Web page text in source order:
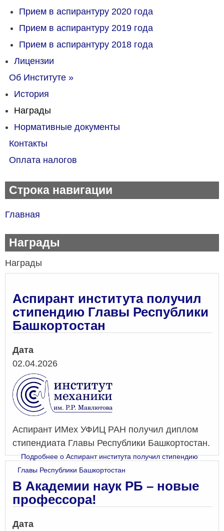
Прием в аспирантуру 2020 года
Прием в аспирантуру 2019 года
Прием в аспирантуру 2018 года
Лицензии
Об Институте »
История
Награды
Нормативные документы
Контакты
Оплата налогов
Строка навигации
Главная
Награды
Награды
Аспирант института получил
стипендию Главы Республики
Башкортостан
Дата
02.04.2026
Аспирант ИМех УФИЦ РАН получил диплом
стипендиата Главы Республики Башкортостан.
Подробнеео Аспирант института получил стипендию
Главы Республики Башкортостан
В Академии наук РБ – новые
профессора!
Дата